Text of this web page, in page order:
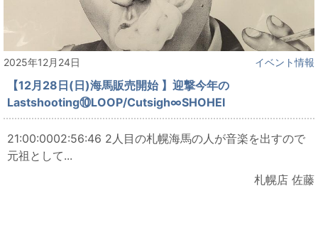
2025年12月24日 イベント情報
【12月28日(日)海馬販売開始 】迎撃今年の
Lastshooting⑩LOOP/Cutsigh∞SHOHEI
21:00:0002:56:46 2人目の札幌海馬の人が音楽を出すので
元祖として...
札幌店 佐藤